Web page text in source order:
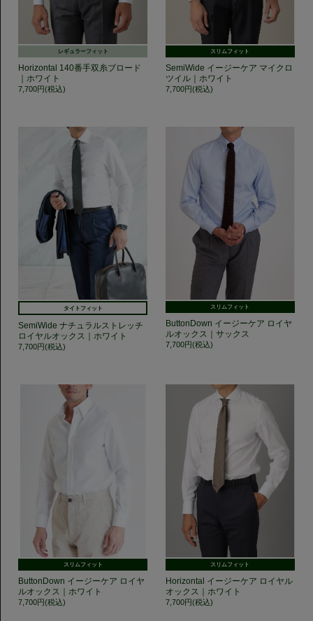
レギュラーフィット
Horizontal 140番手双糸ブロード
｜ホワイト
7,700円(税込)
スリムフィット
SemiWide イージーケア マイクロ
ツイル｜ホワイト
7,700円(税込)
タイトフィット
SemiWide ナチュラルストレッチ
ロイヤルオックス｜ホワイト
7,700円(税込)
スリムフィット
ButtonDown イージーケア ロイヤ
ルオックス｜サックス
7,700円(税込)
スリムフィット
ButtonDown イージーケア ロイヤ
ルオックス｜ホワイト
7,700円(税込)
スリムフィット
Horizontal イージーケア ロイヤル
オックス｜ホワイト
7,700円(税込)